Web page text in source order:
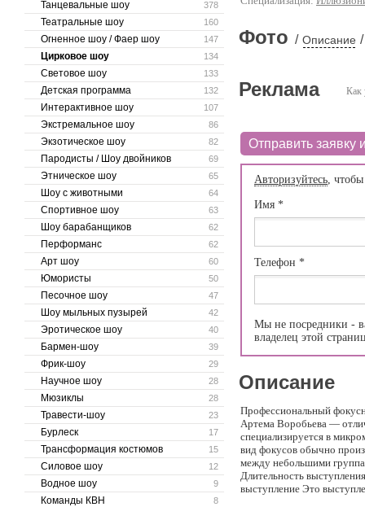
378
Танцевальные шоу
160
Театральные шоу
147
Огненное шоу / Фаер шоу
134
Цирковое шоу
133
Световое шоу
132
Детская программа
107
Интерактивное шоу
86
Экстремальное шоу
82
Экзотическое шоу
69
Пародисты / Шоу двойников
65
Этническое шоу
64
Шоу с животными
63
Спортивное шоу
62
Шоу барабанщиков
62
Перформанс
60
Арт шоу
50
Юмористы
47
Песочное шоу
42
Шоу мыльных пузырей
40
Эротическое шоу
39
Бармен-шоу
29
Фрик-шоу
28
Научное шоу
28
Мюзиклы
23
Травести-шоу
17
Бурлеск
15
Трансформация костюмов
12
Силовое шоу
9
Водное шоу
8
Команды КВН
Фото / Описание /
Как
Реклама
Отправить заявку
Авторизуйтесь,
Имя *
Телефон *
Мы не посредники -
владелец этой
Описание
Профессиональный
Артема Воробьева —
специализируется в
вид фокусов обычно
между небольшими
Длительность
выступление Это